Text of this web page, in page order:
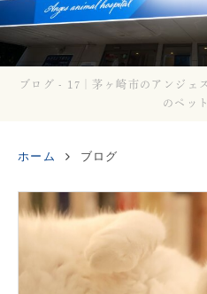
ブログ - 17｜茅ヶ崎市のアンジェ
のペッ
ホーム ブログ